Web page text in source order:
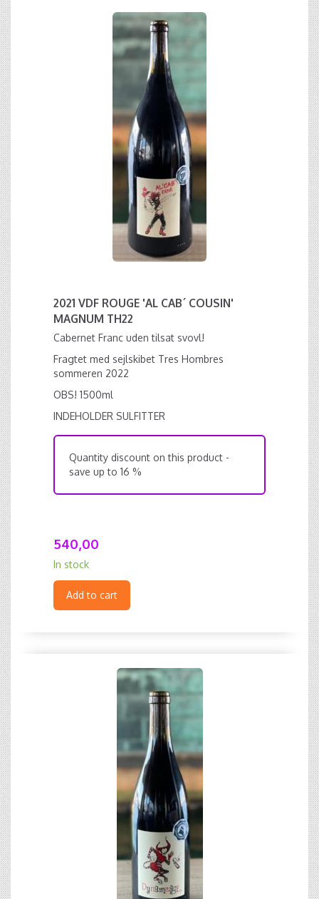
2021 VDF ROUGE 'AL CAB´ COUSIN'
MAGNUM TH22
Cabernet Franc uden tilsat svovl!
Fragtet med sejlskibet Tres Hombres
sommeren 2022
OBS! 1500ml
INDEHOLDER SULFITTER
Quantity discount on this product -
save up to 16 %
540,00
In stock
Add to cart